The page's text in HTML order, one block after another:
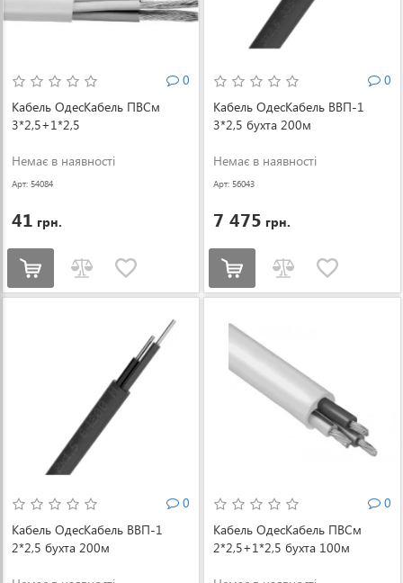
0
Кабель ОдесКабель ПВСм
3*2,5+1*2,5
Немає в наявності
Арт: 54084
41 грн.
0
Кабель ОдесКабель ВВП-1
3*2,5 бухта 200м
Немає в наявності
Арт: 56043
7 475 грн.
0
Кабель ОдесКабель ВВП-1
2*2,5 бухта 200м
0
Кабель ОдесКабель ПВСм
2*2,5+1*2,5 бухта 100м